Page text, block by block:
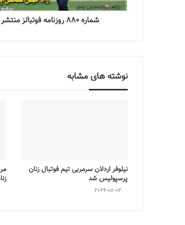
شماره 880 روزنامه فوتبالز منتشر شد
نوشته های مشابه
نیلوفر اردلان سرمربی تیم فوتبال زنان
پرسپولیس شد
2026-08-02